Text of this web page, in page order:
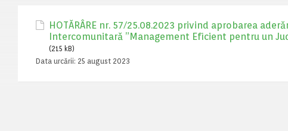
HOTĂRÂRE nr. 57/25.08.2023 privind aprobarea
Intercomunitară ”Management Eficient pentru un
(215 kB)
Data urcării: 25 august 2023